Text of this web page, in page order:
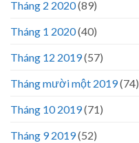
Tháng 2 2020(89)
Tháng 1 2020(40)
Tháng 12 2019(57)
Tháng mười một 2019(74)
Tháng 10 2019(71)
Tháng 9 2019(52)